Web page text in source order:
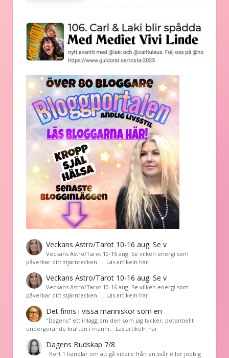
Veckans Astro/Tarot 10-16 aug. Se v
Veckans Astro/Tarot 10-16 aug. Se vilken energi som
påverkar ditt stjärntecken. … Läs artikeln här
Veckans Astro/Tarot 10-16 aug. Se v
Veckans Astro/Tarot 10-16 aug. Se vilken energi som
påverkar ditt stjärntecken. … Läs artikeln här
Det finns i vissa människor som en
"Dagens" ett inlägg om den som jag tycker, potentiellt
undergörande kraften i männi… Läs artikeln här
Dagens Budskap 7/8
Kort 1 handlar om att gå vidare från en svår eller jobbig